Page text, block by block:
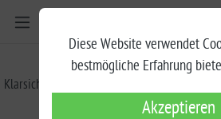
Klarsicht Verlag
Diese Website verwendet
bestmögliche Erfahrung
Akzeptieren